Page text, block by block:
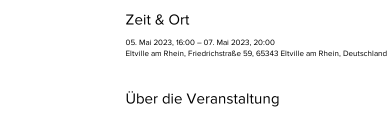
Zeit & Ort
05. Mai 2023, 16:00 – 07. Mai 2023, 20:00
Eltville am Rhein, Friedrichstraße 59, 65343 Eltville am Rhein, Deutschland
Über die Veranstaltung